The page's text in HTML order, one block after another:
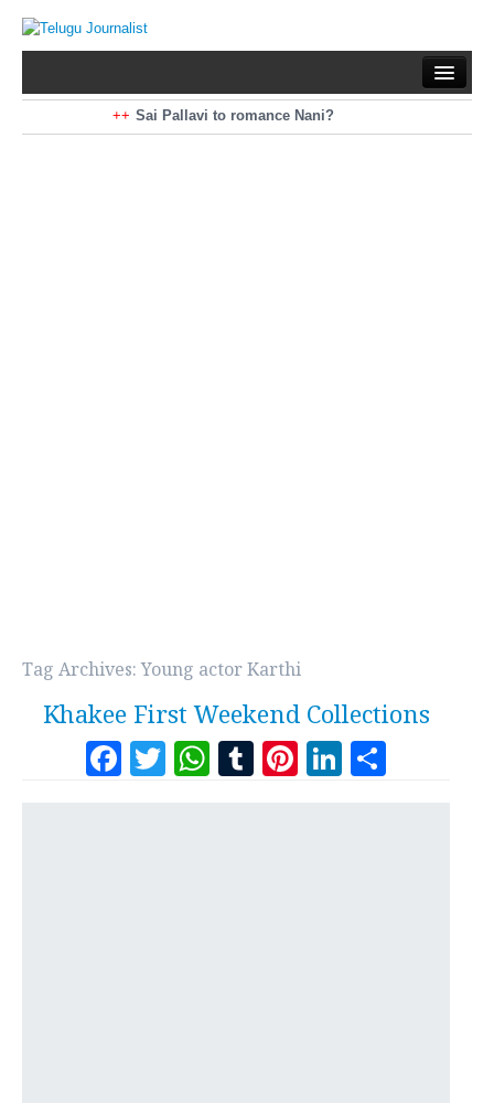
Sai Pallavi to romance Nani?
Kiara Advani to romance Pawan Kalyan
Tag Archives:Young actor Karthi
Khakee First Weekend Collections
Facebook
Twitter
WhatsApp
Tumblr
Pinterest